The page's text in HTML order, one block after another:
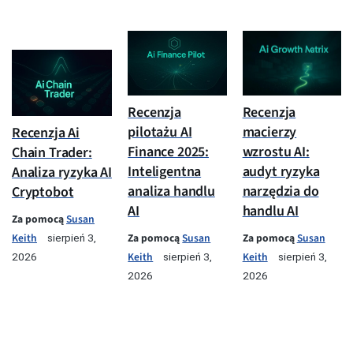
Recenzja Ai
Chain Trader:
Analiza ryzyka AI
Cryptobot
Za pomocąSusan
Keith
sierpień 3,
2026
Recenzja
pilotażu AI
Finance 2025:
Inteligentna
analiza handlu
AI
Za pomocąSusan
Keith
sierpień 3,
2026
Recenzja
macierzy
wzrostu AI:
audyt ryzyka
narzędzia do
handlu AI
Za pomocąSusan
Keith
sierpień 3,
2026